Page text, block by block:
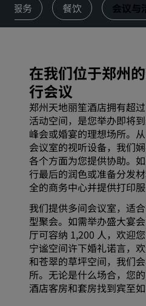
服务 餐饮 会议与
在我们位于郑州
行会议
郑州天地丽笙酒店拥有超
活动空间，是您举办即将
峰会或婚宴的理想场所。
会议室的视听设备，我们
各个方面为您提供协助。
行最后的润色或准备分发
全的商务中心并提供打印服
我们提供多间会议室，适
型聚会。如需举办盛大宴
厅可容纳 1,200 人，欢迎
宁谧空间许下婚礼诺言，
和苍翠的草坪空间，我们
所。无论是什么场合，您
酒店客房和套房找到宾至如